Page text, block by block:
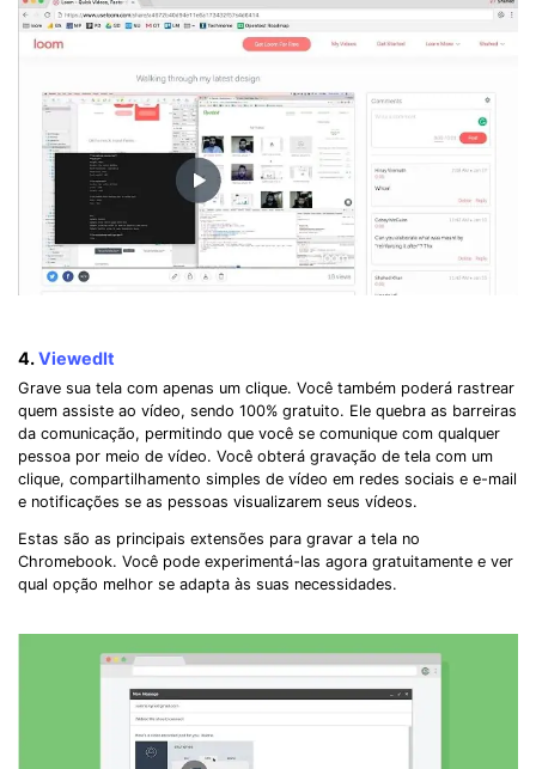
4.ViewedIt
Grave sua tela com apenas um clique. Você também poderá rastrear
quem assiste ao vídeo, sendo 100% gratuito. Ele quebra as barreiras
da comunicação, permitindo que você se comunique com qualquer
pessoa por meio de vídeo. Você obterá gravação de tela com um
clique, compartilhamento simples de vídeo em redes sociais e e-mail
e notificações se as pessoas visualizarem seus vídeos.
Estas são as principais extensões para gravar a tela no
Chromebook. Você pode experimentá-las agora gratuitamente e ver
qual opção melhor se adapta às suas necessidades.